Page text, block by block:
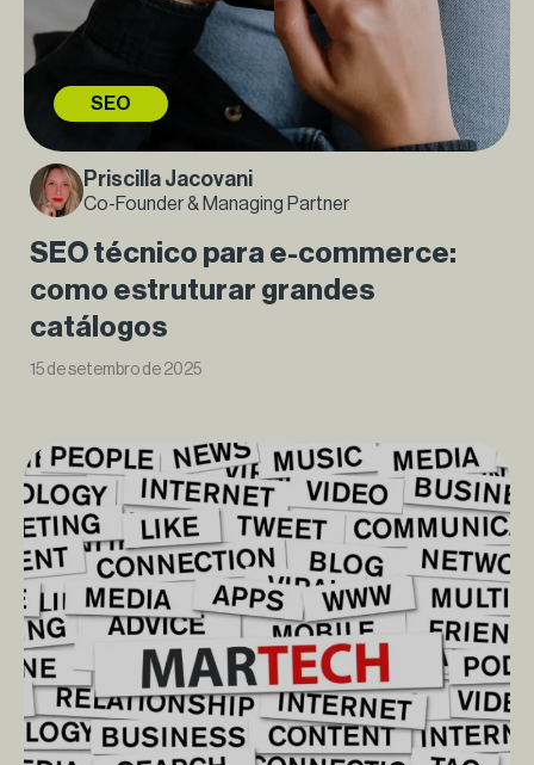
SEO
Priscilla Jacovani
Co-Founder & Managing Partner
SEO técnico para e-commerce:
como estruturar grandes
catálogos
15 de setembro de 2025